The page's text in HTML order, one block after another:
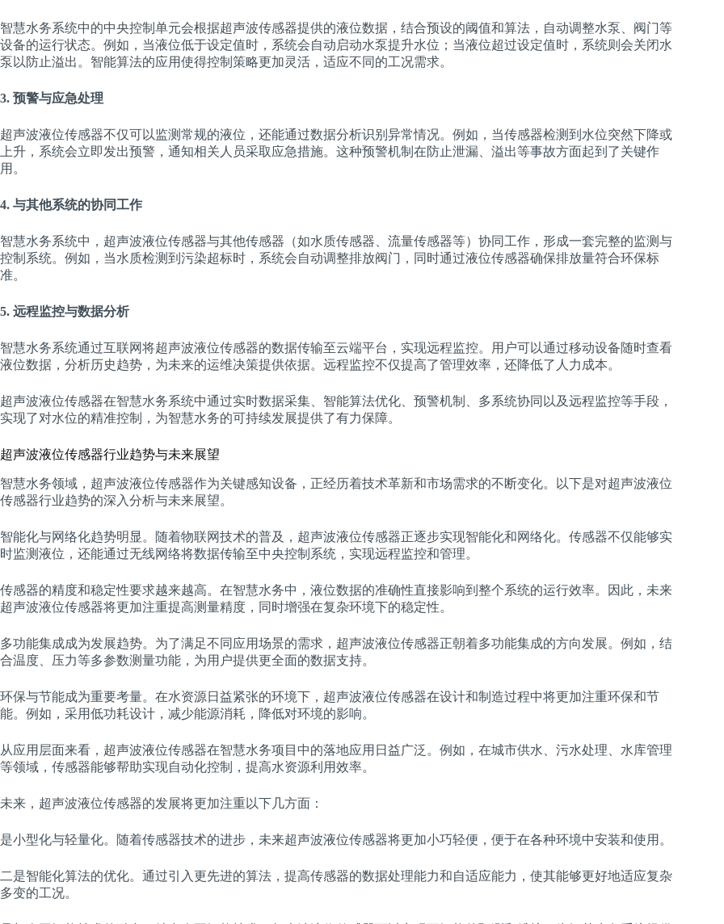
智慧水务系统中的中央控制单元会根据超声波传感器提供的液位数据，结合预设的阈值和算法，自动调整水泵、阀门等
设备的运行状态。例如，当液位低于设定值时，系统会自动启动水泵提升水位；当液位超过设定值时，系统则会关闭水
泵以防止溢出。智能算法的应用使得控制策略更加灵活，适应不同的工况需求。
3. 预警与应急处理
超声波液位传感器不仅可以监测常规的液位，还能通过数据分析识别异常情况。例如，当传感器检测到水位突然下降或
上升，系统会立即发出预警，通知相关人员采取应急措施。这种预警机制在防止泄漏、溢出等事故方面起到了关键作
用。
4. 与其他系统的协同工作
智慧水务系统中，超声波液位传感器与其他传感器（如水质传感器、流量传感器等）协同工作，形成一套完整的监测与
控制系统。例如，当水质检测到污染超标时，系统会自动调整排放阀门，同时通过液位传感器确保排放量符合环保标
准。
5. 远程监控与数据分析
智慧水务系统通过互联网将超声波液位传感器的数据传输至云端平台，实现远程监控。用户可以通过移动设备随时查看
液位数据，分析历史趋势，为未来的运维决策提供依据。远程监控不仅提高了管理效率，还降低了人力成本。
超声波液位传感器在智慧水务系统中通过实时数据采集、智能算法优化、预警机制、多系统协同以及远程监控等手段，
实现了对水位的精准控制，为智慧水务的可持续发展提供了有力保障。
超声波液位传感器行业趋势与未来展望
智慧水务领域，超声波液位传感器作为关键感知设备，正经历着技术革新和市场需求的不断变化。以下是对超声波液位
传感器行业趋势的深入分析与未来展望。
智能化与网络化趋势明显。随着物联网技术的普及，超声波液位传感器正逐步实现智能化和网络化。传感器不仅能够实
时监测液位，还能通过无线网络将数据传输至中央控制系统，实现远程监控和管理。
传感器的精度和稳定性要求越来越高。在智慧水务中，液位数据的准确性直接影响到整个系统的运行效率。因此，未来
超声波液位传感器将更加注重提高测量精度，同时增强在复杂环境下的稳定性。
多功能集成成为发展趋势。为了满足不同应用场景的需求，超声波液位传感器正朝着多功能集成的方向发展。例如，结
合温度、压力等多参数测量功能，为用户提供更全面的数据支持。
环保与节能成为重要考量。在水资源日益紧张的环境下，超声波液位传感器在设计和制造过程中将更加注重环保和节
能。例如，采用低功耗设计，减少能源消耗，降低对环境的影响。
从应用层面来看，超声波液位传感器在智慧水务项目中的落地应用日益广泛。例如，在城市供水、污水处理、水库管理
等领域，传感器能够帮助实现自动化控制，提高水资源利用效率。
未来，超声波液位传感器的发展将更加注重以下几方面：
是小型化与轻量化。随着传感器技术的进步，未来超声波液位传感器将更加小巧轻便，便于在各种环境中安装和使用。
二是智能化算法的优化。通过引入更先进的算法，提高传感器的数据处理能力和自适应能力，使其能够更好地适应复杂
多变的工况。